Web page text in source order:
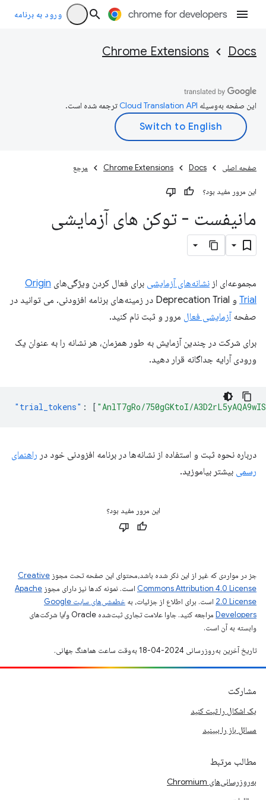
ورود به برنامه
Docs
Chrome Extensions
این صفحه به‌وسیله ترجمه شده است.
صفحه اصلی Docs
Chrome Extensions مرجع
این مرور مفید بود؟
مانیفست - توکن های آزمایشی
مجموعه‌ای از نشانه‌های آزمایشی برای فعال کردن ویژگی‌های Origin
Trial
و Deprecation Trial در زمینه‌های برنامه افزودنی. می توانید در
صفحه آزمایشی فعال مرور و ثبت نام کنید.
برای شرکت در چندین آزمایش به طور همزمان، هر نشانه را به عنوان یک
ورودی آرایه جداگانه قرار دهید.
"trial_tokens" : [ "AnlT7gRo/750gGKtoI/
درباره نحوه ثبت و استفاده از نشانه‌ها در برنامه افزودنی خود در راهنمای
رسمی بیشتر بیاموزید.
این مرور مفید بود؟
جز در مواردی که غیر از این ذکر شده باشد،‌محتوای این صفحه تحت مجوز Creative
Commons Attribution 4.0 License است. نمونه کدها نیز دارای مجوز Apache
2.0 License است. برای اطلاع از جزئیات، به
خطمشی‌های سایت Google
Developers‏
مراجعه کنید. جاوا علامت تجاری ثبت‌شده Oracle و/یا شرکت‌های
وابسته به آن است.
تاریخ آخرین به‌روزرسانی 2024-04-18 به‌وقت ساعت هماهنگ جهانی.
مشارکت
یک اشکال را ثبت کنید
مسائل باز را ببینید
مطالب مرتبط
به‌روزرسانی‌های Chromium